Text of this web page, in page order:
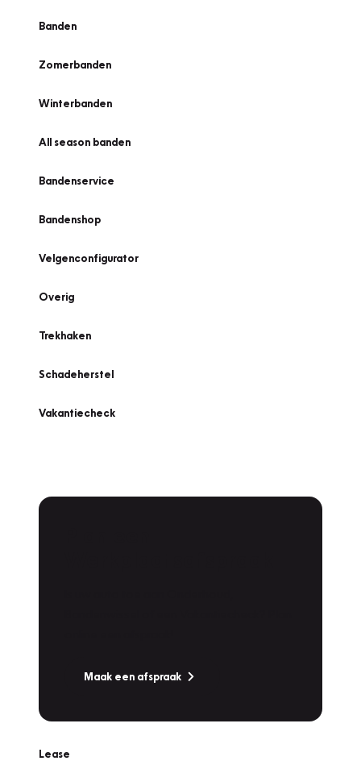
Banden
Zomerbanden
Winterbanden
All season banden
Bandenservice
Bandenshop
Velgenconfigurator
Overig
Trekhaken
Schadeherstel
Vakantiecheck
Maak een afspraak
Lease